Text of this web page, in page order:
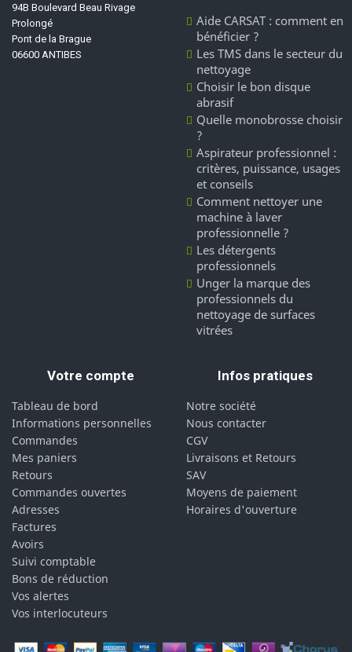
94B Boulevard Beau Rivage
Prolongé
Pont de la Brague
06600 ANTIBES
Aide CARSAT : comment en
bénéficier ?
Les TMS dans le secteur du
nettoyage
Choisir le bon disque
abrasif
Quelle monobrosse choisir
?
Aspirateur professionnel :
critères, puissance, usages
et conseils
Comment nettoyer une
machine à laver
professionnelle ?
Les détergents
professionnels
Unger la marque des
professionnels du
nettoyage de surfaces
vitrées
Votre compte
Tableau de bord
Informations personnelles
Commandes
Mes paniers
Retours
Commandes ouvertes
Adresses
Factures
Avoirs
Suivi comptable
Bons de réduction
Vos alertes
Vos interlocuteurs
Infos pratiques
Notre société
Nous contacter
CGV
Livraisons et Retours
SAV
Moyens de paiement
Horaires d'ouverture